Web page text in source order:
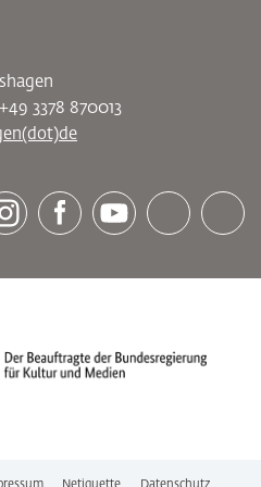
3378 870013
Netiquette Datenschutz